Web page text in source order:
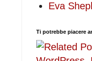
Eva
Ti potrebbe piacere